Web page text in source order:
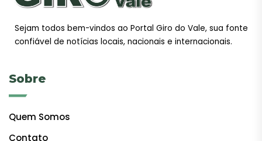
Sejam todos bem-vindos ao Portal Giro do Vale, sua fonte
confiável de notícias locais, nacionais e internacionais.
Sobre
Quem Somos
Contato